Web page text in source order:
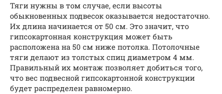
Тяги нужны в том случае, если высоты
обыкновенных подвесок оказывается недостаточно.
Их длина начинается от 50 см. Это значит, что
гипсокартонная конструкция может быть
расположена на 50 см ниже потолка. Потолочные
тяги делают из толстых спиц диаметром 4 мм.
Правильный их монтаж позволяет добиться того,
что вес подвесной гипсокартонной конструкции
будет распределен равномерно.